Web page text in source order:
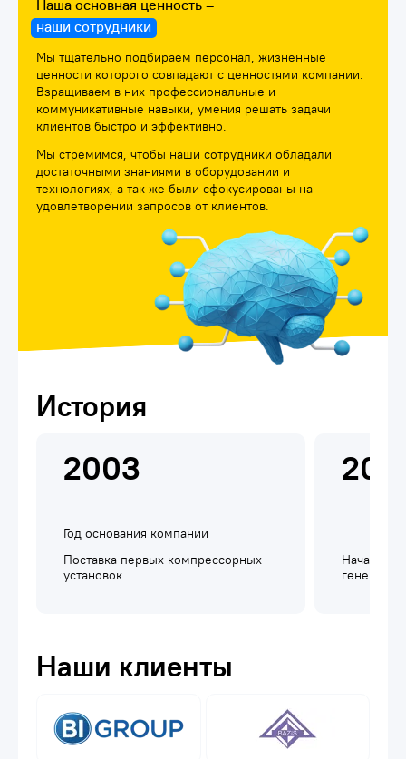
Наша основная ценность –
наши сотрудники
Мы тщательно подбираем персонал, жизненные
ценности которого совпадают с ценностями компании.
Взращиваем в них профессиональные и
коммуникативные навыки, умения решать задачи
клиентов быстро и эффективно.
Мы стремимся, чтобы наши сотрудники обладали
достаточными знаниями в оборудовании и
технологиях, а так же были сфокусированы на
удовлетворении запросов от клиентов.
История
2003
Год основания компании
Поставка первых компрессорных
установок
Начало
Наши клиенты